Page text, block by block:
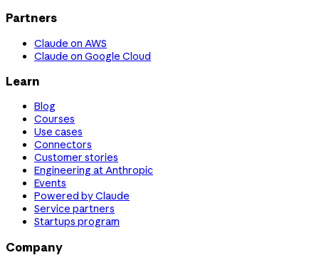
Partners
Claude on AWS
Claude on Google Cloud
Learn
Blog
Courses
Use cases
Connectors
Customer stories
Engineering at Anthropic
Events
Powered by Claude
Service partners
Startups program
Company